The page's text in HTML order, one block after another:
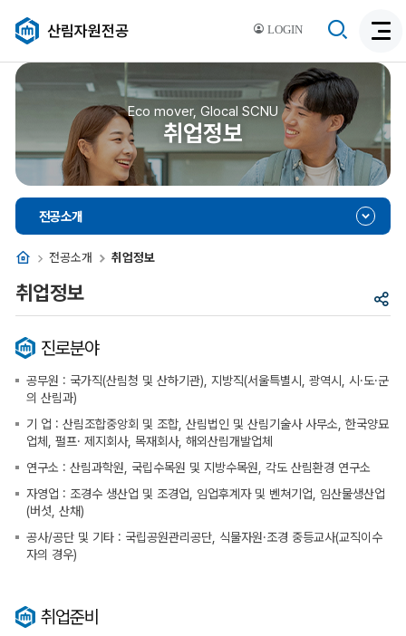
LOGIN
산림자원전공
색
활
성
색
Eco mover, Glocal SCNU
취업정보
홈 전공소개 취업정보
전공소개
공
취업정보
진로분야
공무원 : 국가직(산림청 및 산하기관), 지방직(서울특별시, 광역시, 시·도·군
의 산림과)
기 업 : 산림조합중앙회 및 조합, 산림법인 및 산림기술사 사무소, 한국양묘
업체, 펄프· 제지회사, 목재회사, 해외산림개발업체
연구소 : 산림과학원, 국립수목원 및 지방수목원, 각도 산림환경 연구소
자영업 : 조경수 생산업 및 조경업, 임업후계자 및 벤쳐기업, 임산물생산업
(버섯, 산채)
공사/공단 및 기타 : 국립공원관리공단, 식물자원·조경 중등교사(교직이수
자의 경우)
취업준비